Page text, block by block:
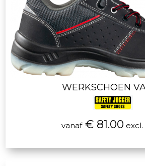
WERKSCHOEN
vanaf€ 81.00